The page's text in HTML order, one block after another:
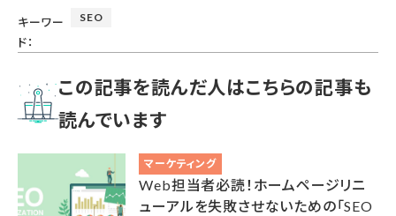
キーワー
ド：
SEO
この記事を読んだ人はこちらの記事も
読んでいます
マーケティング
Web担当者必読！ホームページリニ
ューアルを失敗させないための「SEO